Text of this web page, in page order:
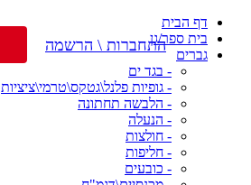
דף הבית
בית ספר/גן
גברים
- בגד ים
- גופיות פלנל\גטקס\טרמי\ציציות
- הלבשה תחתונה
- הנעלה
- חולצות
- חליפות
- כובעים
התחברות \ הרשמה